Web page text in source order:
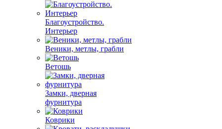
Благоустройство.
Интерьер
Веники, метлы, грабли
Ветошь
Замки, дверная
фурнитура
Коврики